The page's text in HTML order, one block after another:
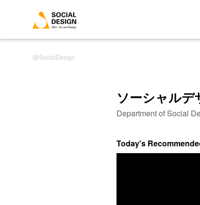
SocialDesign
ソーシャルデ
Department of Social
Today's